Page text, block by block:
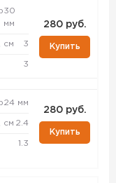
30
мм
см 3
3
280 руб.
Купить
24 мм
см 2.4
1.3
280 руб.
Купить